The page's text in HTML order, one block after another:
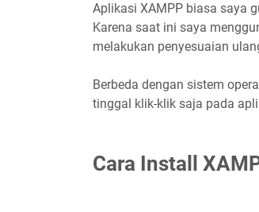
Aplikasi XAMPP biasa saya
Karena saat ini saya
melakukan penyesuaian
Berbeda dengan sistem
tinggal klik-klik saja pada
Cara Install